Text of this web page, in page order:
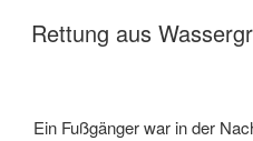
Rettung aus
Ein Fußgänger war in der